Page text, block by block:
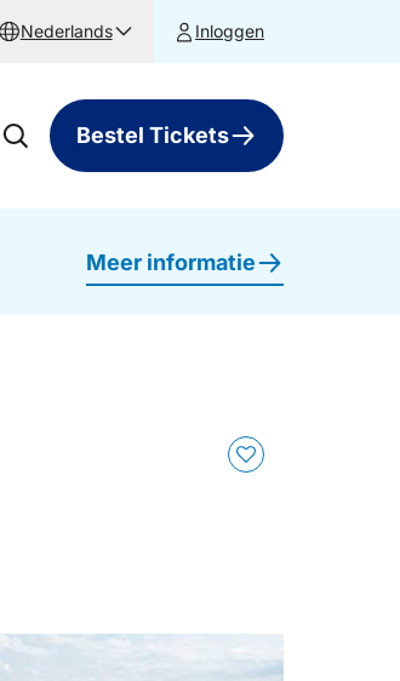
Nederlands Inloggen
Bestel Tickets
Meer informatie